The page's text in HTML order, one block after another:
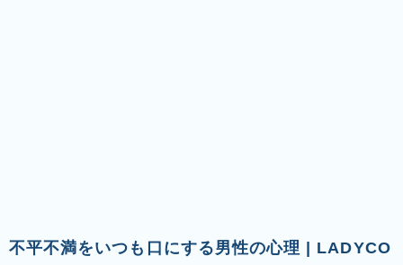
不平不満をいつも口にする男性の心理 | LADYCO